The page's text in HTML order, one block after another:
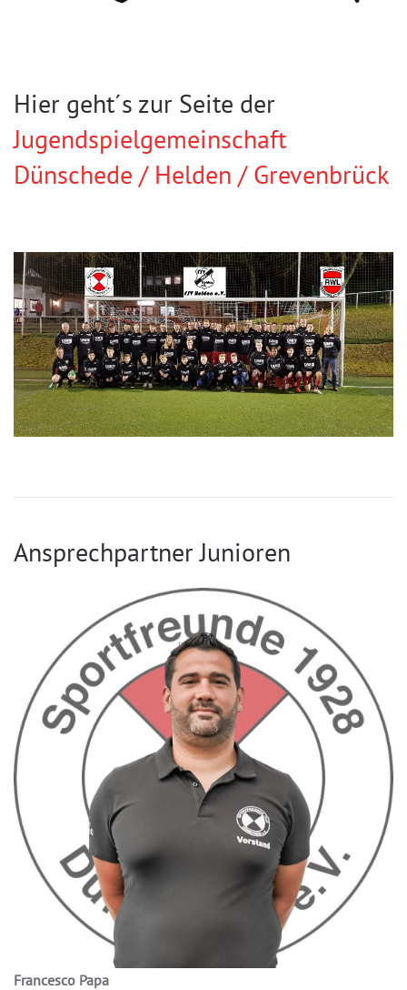
Hier geht´s zur Seite der
Jugendspielgemeinschaft
Dünschede / Helden / Grevenbrück
Ansprechpartner Junioren
Francesco Papa